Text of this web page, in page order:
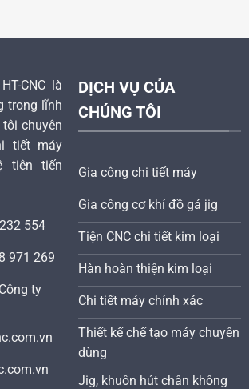
CNC là
trong lĩnh
chuyên
tiết máy
tiên tiến
554
971 269
ty
DỊCH VỤ CỦA
CHÚNG TÔI
Gia công chi tiết máy
Gia công cơ khí đồ gá jig
Tiện CNC chi tiết kim loại
Hàn hoàn thiện kim loại
Chi tiết máy chính xác
Thiết kế chế tạo máy chuyên
dùng
Jig, khuôn hút chân không